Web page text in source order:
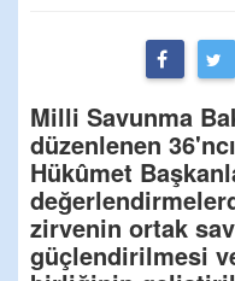
Milli Savunma
düzenlenen
Hükûmet
zirvenin ortak
güçlendirilmesi